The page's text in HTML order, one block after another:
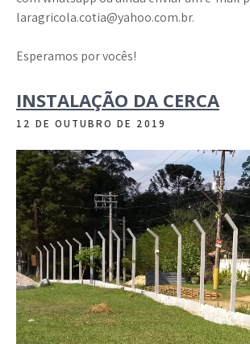
laragricola.cotia@yahoo.com.br.
Esperamos por vocês!
INSTALAÇÃO DA CERCA
12 DE OUTUBRO DE 2019